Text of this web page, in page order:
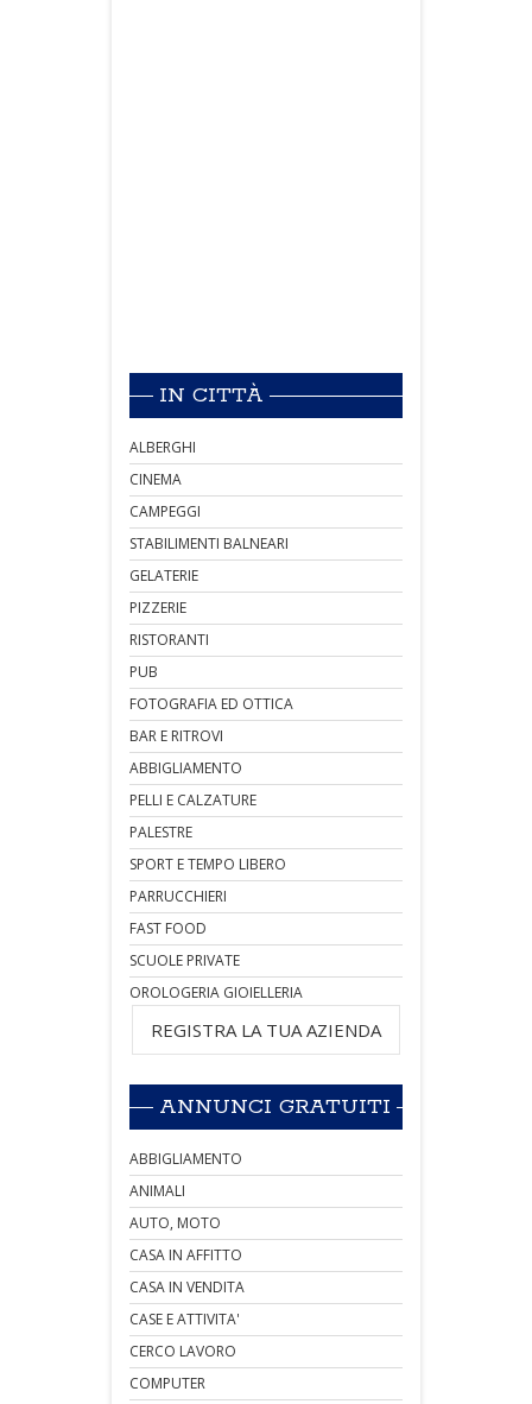
IN CITTÀ
ALBERGHI
CINEMA
CAMPEGGI
STABILIMENTI BALNEARI
GELATERIE
PIZZERIE
RISTORANTI
PUB
FOTOGRAFIA ED OTTICA
BAR E RITROVI
ABBIGLIAMENTO
PELLI E CALZATURE
PALESTRE
SPORT E TEMPO LIBERO
PARRUCCHIERI
FAST FOOD
SCUOLE PRIVATE
OROLOGERIA GIOIELLERIA
REGISTRA LA TUA AZIENDA
ANNUNCI GRATUITI
ABBIGLIAMENTO
ANIMALI
AUTO, MOTO
CASA IN AFFITTO
CASA IN VENDITA
CASE E ATTIVITA'
CERCO LAVORO
COMPUTER